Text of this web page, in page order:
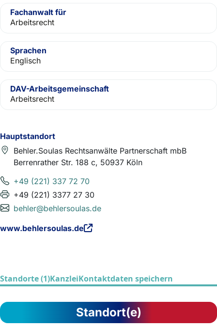
Hauptstandort
Behler.Soulas Rechtsanwälte Partnerschaft mbB
Berrenrather Str. 188 c, 50937 Köln
+49 (221) 337 72 70
+49 (221) 3377 27 30
behler@behlersoulas.de
www.behlersoulas.de
Fachanwalt für
Arbeitsrecht
Sprachen
Englisch
DAV-Arbeitsgemeinschaft
Arbeitsrecht
Standorte (1)KanzleiKontaktdaten speichern
Standort(e)